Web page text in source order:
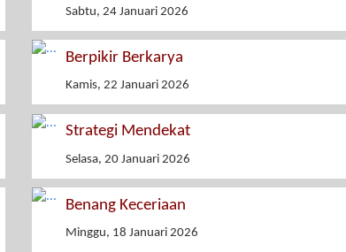
Sabtu, 24 Januari 2026
Berpikir Berkarya
Kamis, 22 Januari 2026
Strategi Mendekat
Selasa, 20 Januari 2026
Benang Keceriaan
Minggu, 18 Januari 2026